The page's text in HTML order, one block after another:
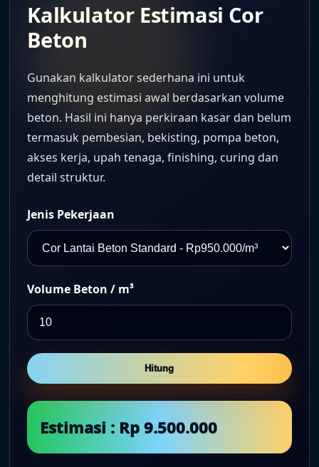
Kalkulator Estimasi Cor
Beton
Gunakan kalkulator sederhana ini untuk
menghitung estimasi awal berdasarkan volume
beton. Hasil ini hanya perkiraan kasar dan belum
termasuk pembesian, bekisting, pompa beton,
akses kerja, upah tenaga, finishing, curing dan
detail struktur.
Jenis Pekerjaan
Volume Beton / m³
Hitung
Estimasi : Rp 9.500.000